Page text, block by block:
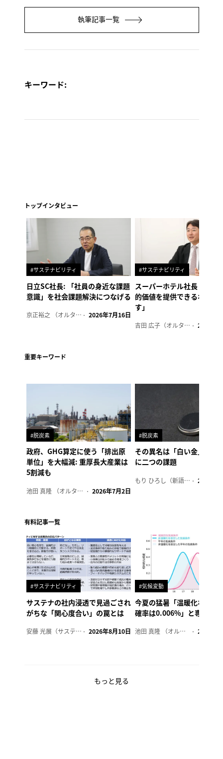
執筆記事一覧
キーワード:
トップインタビュー
#サステナビリティ
日立SC社長: 「社員の身近な課題
意識」を社会課題解決につなげる
京正裕之 （オルタナ副編集長） 2026年7月16日
#サステナビリティ
スーパーホテル社長「地域
的価値を提供できるホテル
す」
吉田 広子（オルタナ輪番編集長） 2026年6
重要キーワード
#脱炭素
政府、GHG算定に使う「排出原
単位」を大幅減: 重厚長大産業は
5割減も
池田 真隆 （オルタナ輪番編集長） 2026年7月2日
#脱炭素
その異名は「白い金」、リ
に二つの課題
もり ひろし（新語ウォッチャー） 2023年7
有料記事一覧
#サステナビリティ
サステナの社内浸透で見過ごされ
がちな「関心度合い」の罠とは
安藤 光展（サステナビリティ・コンサルタント） 2026年8月10日
#気候変動
今夏の猛暑「温暖化なけれ
確率は0.006%」と専門家
池田 真隆 （オルタナ輪番編集長） 2026年8
もっと見る